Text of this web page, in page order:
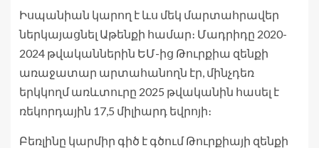
Իսպանիան կարող է ևս մեկ մարտահրավեր
ներկայացնել Աթենքի համար։ Մադրիդը 2020-
2024 թվականներին ԵՄ-ից Թուրքիա զենքի
առաջատար արտահանողն էր, մինչդեռ
երկկողմ առևտուրը 2025 թվականին հասել է
ռեկորդային 17,5 միլիարդ եվրոյի։
Բեռլինը կարմիր գիծ է գծում Թուրքիայի զենքի